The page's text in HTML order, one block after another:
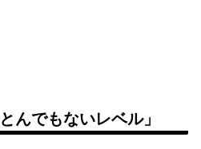
んでもないレベル」